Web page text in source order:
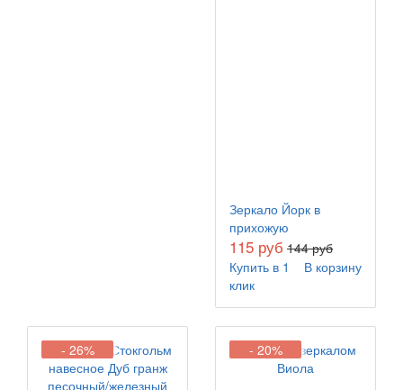
Зеркало Йорк в
прихожую
115 руб 144 руб
В корзину
Купить в 1
клик
- 26% - 20%